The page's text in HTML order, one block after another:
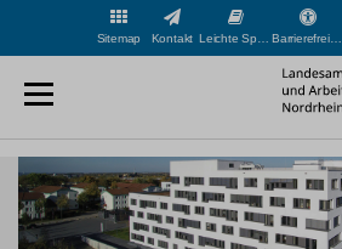
Sitemap Kontakt Barrierefreiheit